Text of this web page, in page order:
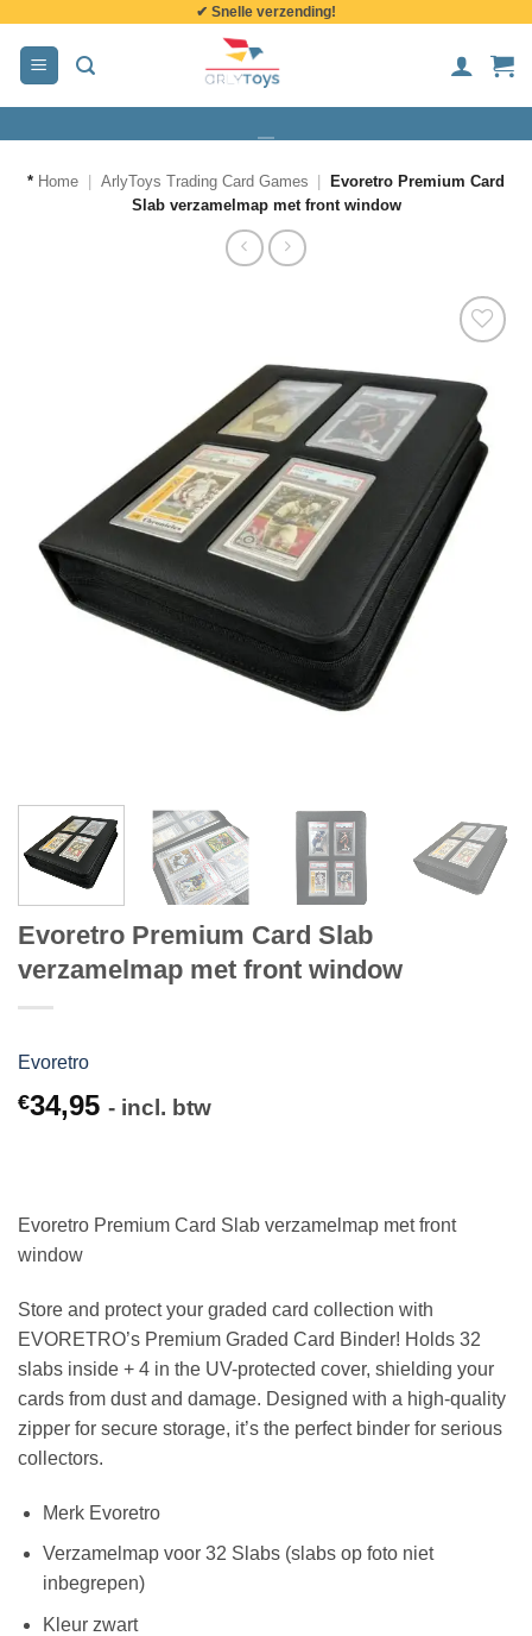
inhoud
✔ Snelle verzending!
* Home ArlyToys Trading Card Games
Evoretro Premium Card
Slab verzamelmap met front window
Evoretro Premium Card Slab
verzamelmap met front window
Evoretro
€34,95 - incl. btw
Evoretro Premium Card Slab verzamelmap met front
window
Store and protect your graded card collection with
EVORETRO’s Premium Graded Card Binder! Holds 32
slabs inside + 4 in the UV-protected cover, shielding your
cards from dust and damage. Designed with a high-quality
zipper for secure storage, it’s the perfect binder for serious
collectors.
Merk Evoretro
Verzamelmap voor 32 Slabs (slabs op foto niet
inbegrepen)
Kleur zwart